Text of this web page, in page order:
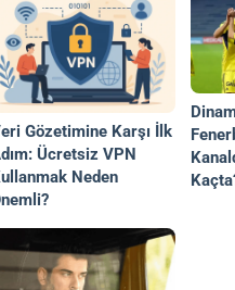
Gözetimine Karşı İlk
Ücretsiz VPN
Neden